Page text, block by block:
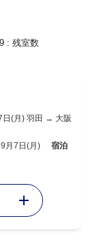
: 残室数
日(月) 羽田 → 大阪
9月7日(月)
宿泊